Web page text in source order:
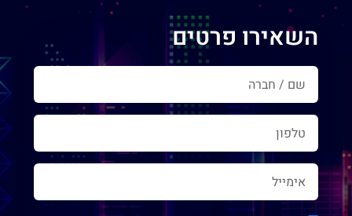
השאירו פרטים